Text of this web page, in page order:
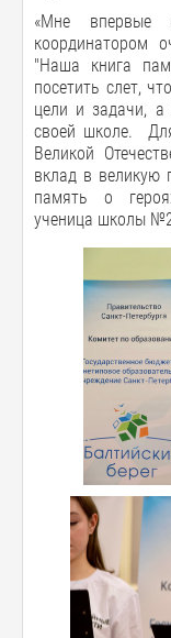
«Мне впервые
координатором
"Наша книга
посетить слет,
цели и задачи,
своей школе.
Великой
вклад в великую
память о
ученица школы